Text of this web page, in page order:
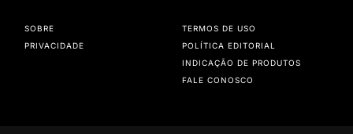
SOBRE
PRIVACIDADE
TERMOS DE USO
POLÍTICA EDITORIAL
INDICAÇÃO DE PRODUTOS
FALE CONOSCO